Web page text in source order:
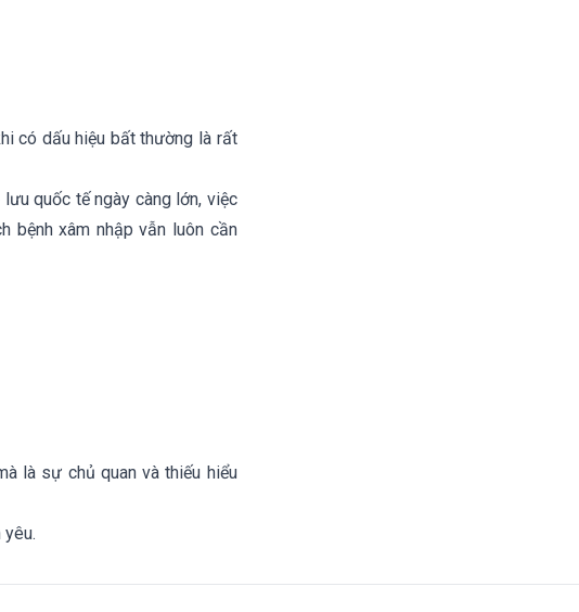
có dấu hiệu bất thường là rất
lưu quốc tế ngày càng lớn, việc
bệnh xâm nhập vẫn luôn cần
là sự chủ quan và thiếu hiểu